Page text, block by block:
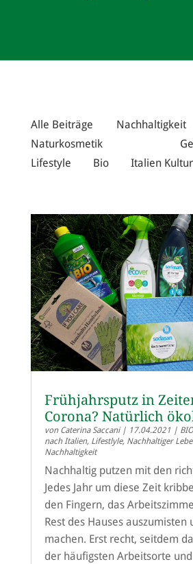
Alle Beiträge Nachhaltigkeit
Naturkosmetik
Lifestyle
Bio Italien Kultur
Frühjahrsputz in
Corona? Natürlich
von Caterina Saccani| 17.04.2021 |
nach Italien, Lifestlyle, Nachhaltiger
Nachhaltigkeit
Nachhaltig putzen mit den
Jedes Jahr um diese Zeit
den Fingern, das
Rest des Hauses auszumisten
machen. Erst recht, seitdem
der häufigsten Arbeitsorte